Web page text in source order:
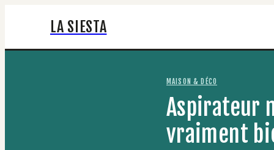
LA SIESTA
MAISON & DÉCO
Aspirateur
vraiment